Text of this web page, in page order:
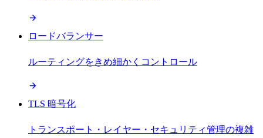
ロードバランサー
ルーティングをきめ細かくコントロール
TLS 暗号化
トランスポート・レイヤー・セキュリティ管理の複雑